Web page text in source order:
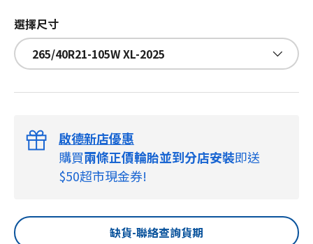
選擇尺寸
265/40R21-105W XL-2025
啟德新店優惠
購買兩條正價輪胎並到分店安裝即送
$50超市現金券!
缺貨-聯絡查詢貨期